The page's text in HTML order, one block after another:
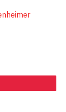
Pinterest